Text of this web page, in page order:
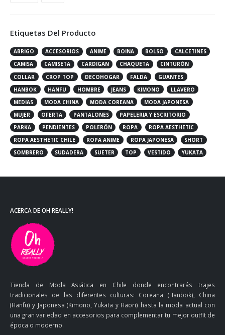
Etiquetas Del Producto
ABRIGO ACCESORIOS ANIME BOINA BOLSO
CALCETINES
CAMISA
CAMISETA CARDIGAN CHAQUETA
CINTURÓN
COLLAR
CROP TOP DECOHOGAR FALDA
GUANTES
HANBOK
HANFU HOMBRE JEANS KIMONO
LLAVERO
MEDIAS
MODA CHINA MODA COREANA
MODA JAPONESA
MUJER
OFERTA PANTALONES
PAPELERIA Y ESCRITORIO
PARKA
PENDIENTES POLERÓN ROPA
ROPA AESTHETIC
ROPA AESTHETIC CHILE
ROPA ANIME ROPA JAPONESA
SHORT
SOMBRERO
SUDADERA SUETER TOP VESTIDO YUKATA
ACERCA DE OH REALLY!
Tienda de Moda Asiática en Chile donde encontrarás trajes
tradicionales de las diferentes culturas: Coreana (Hanbok), China
(Hanfu) y Japonesa (Kimono, Yukata y Haori) hasta la moda actual con
una gran variedad en accesorios para complementar tu mejor outfit de
época o moderno.